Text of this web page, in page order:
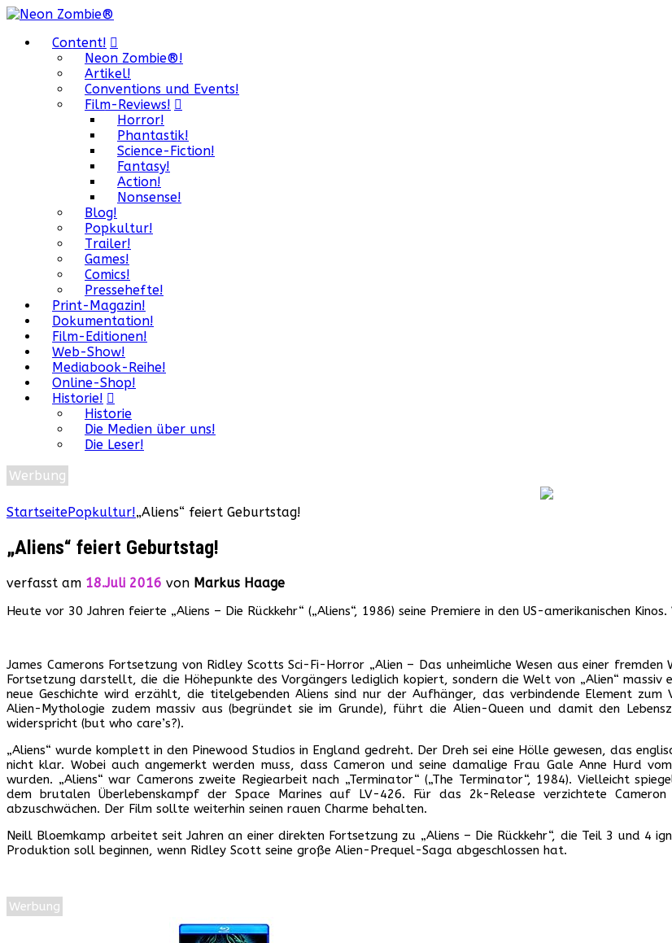
Content!
Neon Zombie®!
Artikel!
Conventions und Events!
Film-Reviews!
Horror!
Phantastik!
Science-Fiction!
Fantasy!
Action!
Nonsense!
Blog!
Popkultur!
Trailer!
Games!
Comics!
Pressehefte!
Print-Magazin!
Dokumentation!
Film-Editionen!
Web-Show!
Mediabook-Reihe!
Online-Shop!
Historie!
Historie
Die Medien über uns!
Die Leser!
Werbung
StartseitePopkultur!„Aliens“ feiert Geburtstag!
„Aliens“ feiert Geburtstag!
verfasst am 18.Juli 2016 von Markus Haage
Heute vor 30 Jahren feierte „Aliens – Die Rückkehr“ („Aliens“, 1986) seine Premiere in den US-amerikanischen
James Camerons Fortsetzung von Ridley Scotts Sci-Fi-Horror „Alien – Das unheimliche Wesen aus einer
Fortsetzung darstellt, die die Höhepunkte des Vorgängers lediglich kopiert, sondern die Welt von „Alien“
neue Geschichte wird erzählt, die titelgebenden Aliens sind nur der Aufhänger, das verbindende Element
Alien-Mythologie zudem massiv aus (begründet sie im Grunde), führt die Alien-Queen und damit den
widerspricht (but who care’s?).
„Aliens“ wurde komplett in den Pinewood Studios in England gedreht. Der Dreh sei eine Hölle gewesen, das
nicht klar. Wobei auch angemerkt werden muss, dass Cameron und seine damalige Frau Gale Anne Hurd
wurden. „Aliens“ war Camerons zweite Regiearbeit nach „Terminator“ („The Terminator“, 1984). Vielleicht
dem brutalen Überlebenskampf der Space Marines auf LV-426. Für das 2k-Release verzichtete
abzuschwächen. Der Film sollte weiterhin seinen rauen Charme behalten.
Neill Bloemkamp arbeitet seit Jahren an einer direkten Fortsetzung zu „Aliens – Die Rückkehr“, die Teil 3 und 4
Produktion soll beginnen, wenn Ridley Scott seine große Alien-Prequel-Saga abgeschlossen hat.
Werbung